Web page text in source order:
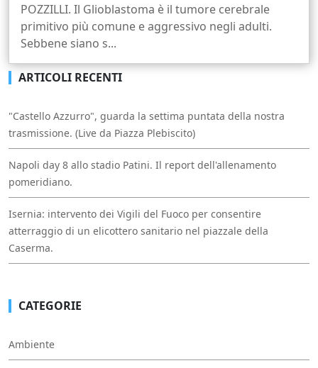
POZZILLI. Il Glioblastoma è il tumore cerebrale
primitivo più comune e aggressivo negli adulti.
Sebbene siano s...
ARTICOLI RECENTI
"Castello Azzurro", guarda la settima puntata della nostra
trasmissione. (Live da Piazza Plebiscito)
Napoli day 8 allo stadio Patini. Il report dell'allenamento
pomeridiano.
Isernia: intervento dei Vigili del Fuoco per consentire
atterraggio di un elicottero sanitario nel piazzale della
Caserma.
CATEGORIE
Ambiente